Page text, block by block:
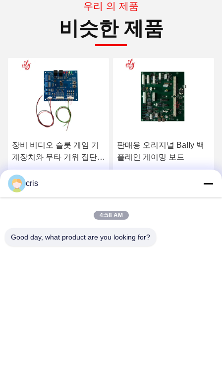
우리 의 제품
비슷한 제품
임 기
집단
집단
회세요
판매용 오리지널 BaIIy 백
플레인 게이밍 보드
발리 아이덱 V27 발리
이브 발리 웨이브 &
V27 버튼 데크 터치
최상의 가격을 얻으
cris
4:58 AM
Good day, what product are you looking for?